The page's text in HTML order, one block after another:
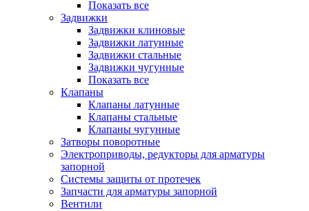
Показать все
Задвижки
Задвижки клиновые
Задвижки латунные
Задвижки стальные
Задвижки чугунные
Показать все
Клапаны
Клапаны латунные
Клапаны стальные
Клапаны чугунные
Затворы поворотные
Электроприводы, редукторы для арматуры
запорной
Системы защиты от протечек
Запчасти для арматуры запорной
Вентили